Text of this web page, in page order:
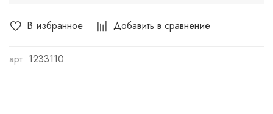
В избранное Добавить в сравнение
арт. 1233110